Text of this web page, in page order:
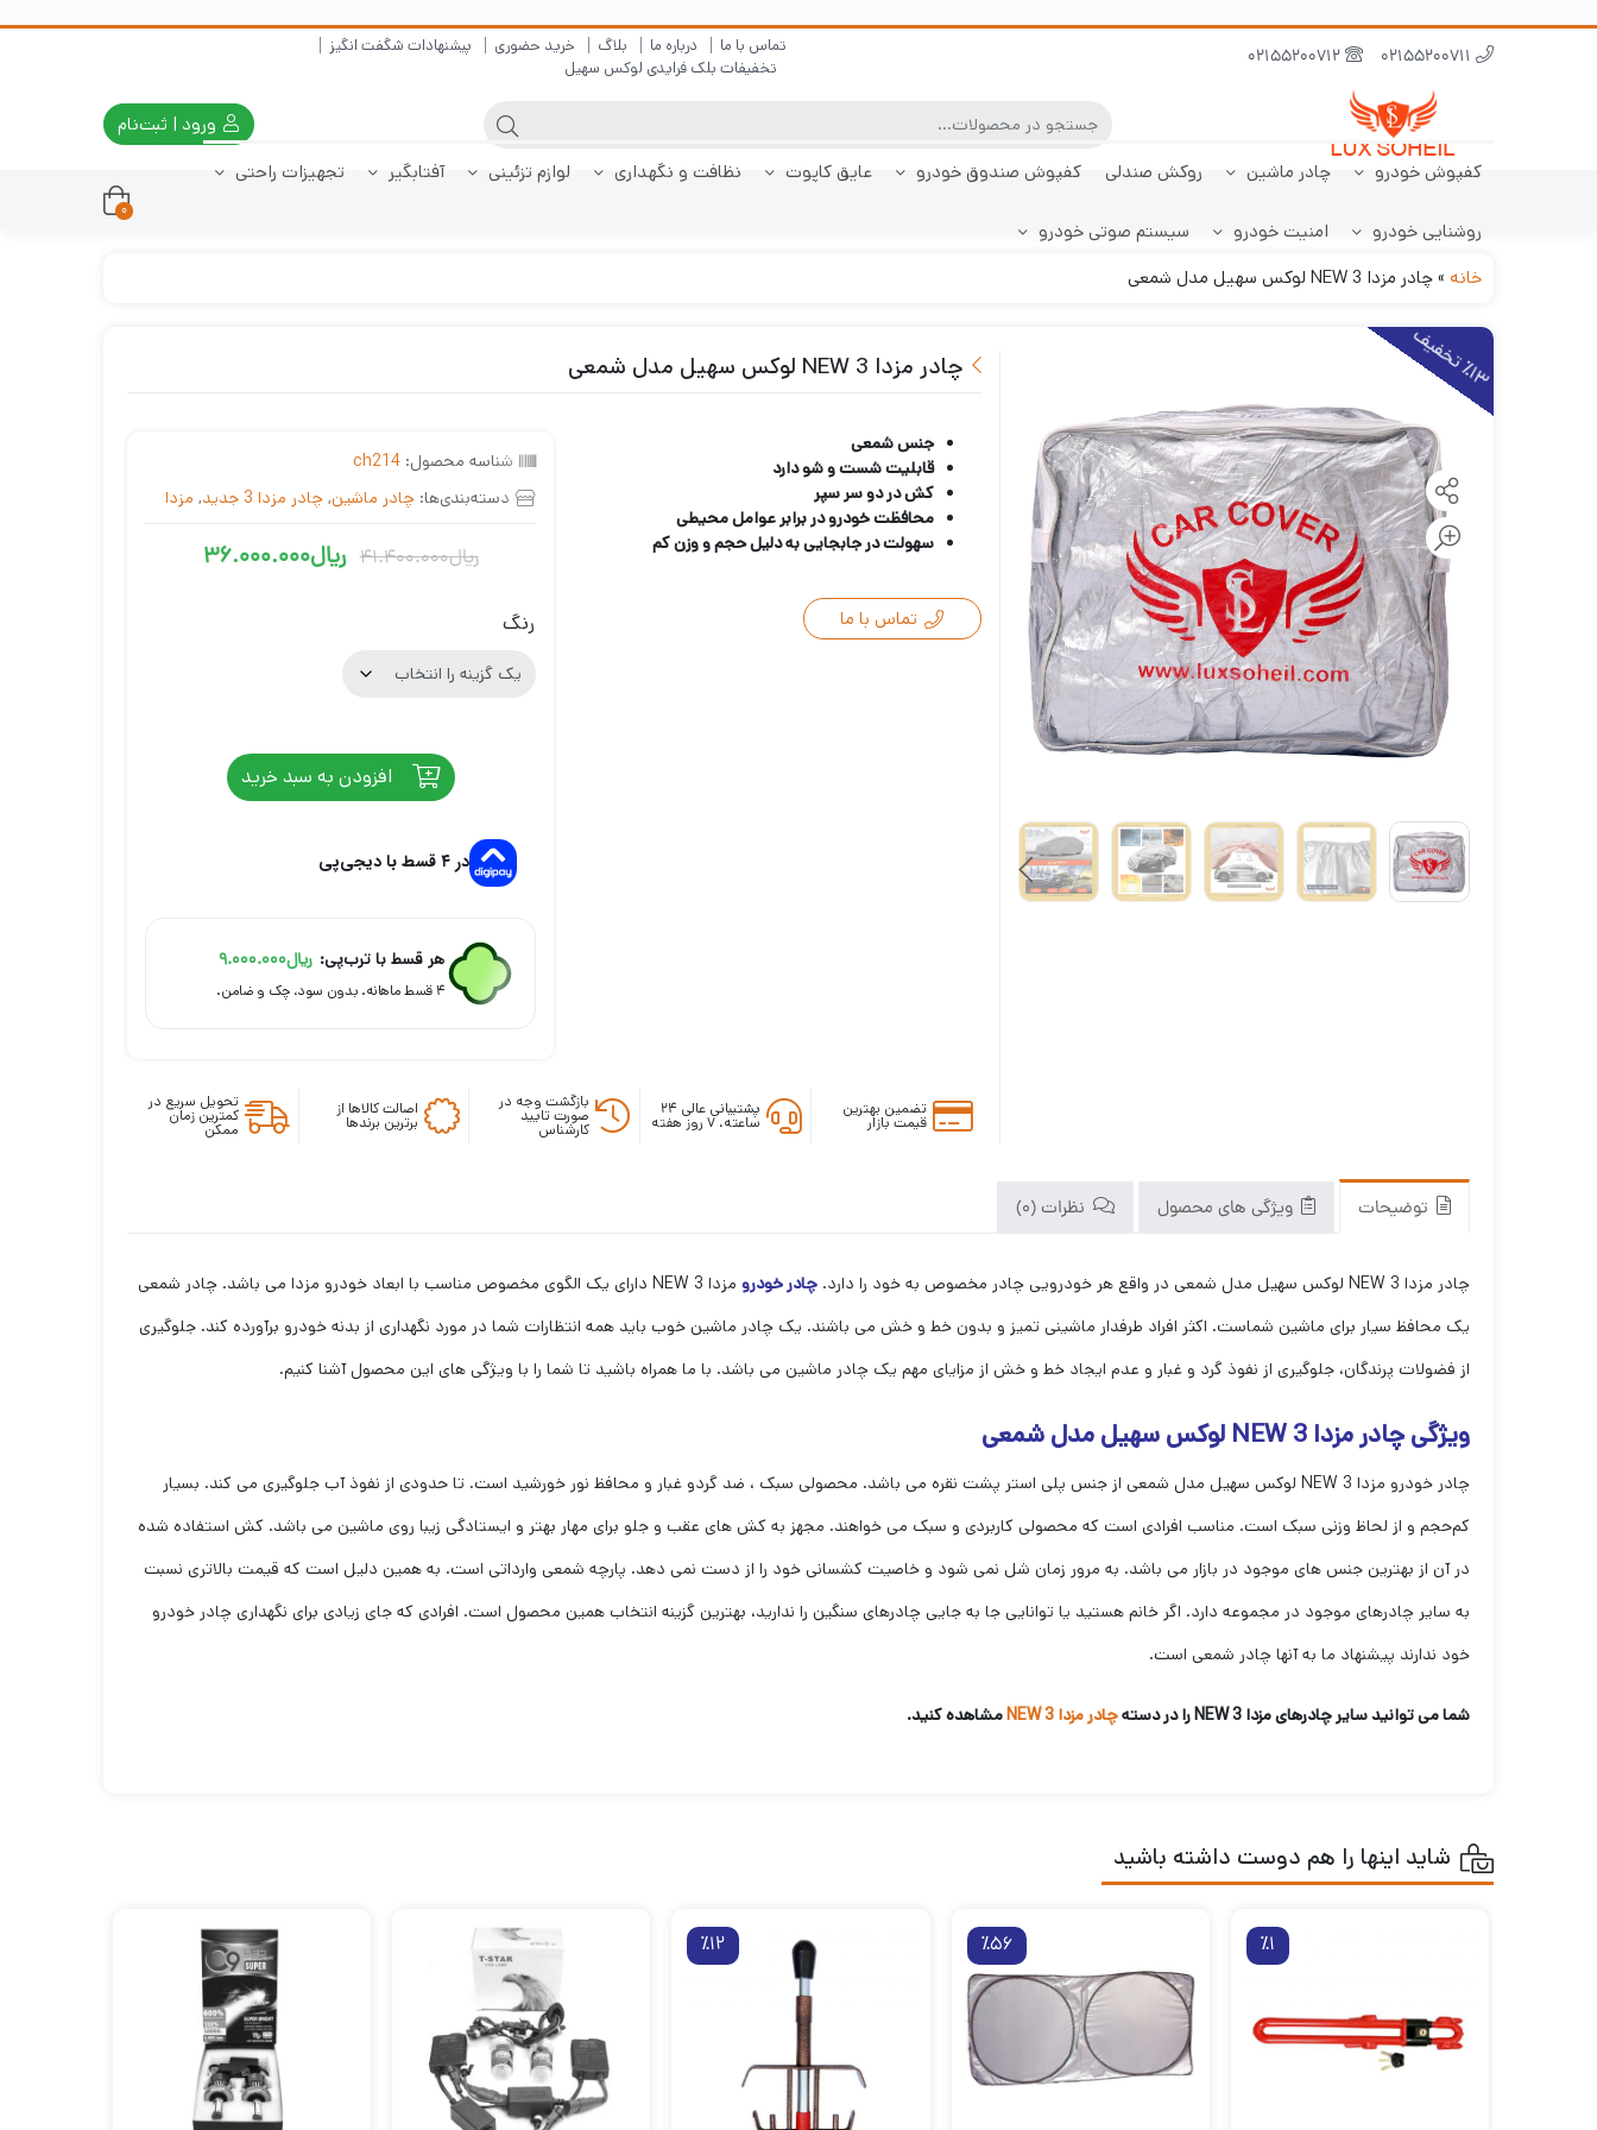
تماس با ما درباره ما بلاگ خرید حضوری
پیشنهادات شگفت انگیز
تخفیفات بلک فرایدی لوکس سهیل
ورود | ثبت‌نام
کفپوش خودرو
کفپوش پژو 206
هاچبک
چادر ماشین
چادر تارا چادر دنا
روکش صندلی کفپوش صندوق خودرو
کفپوش صندوق تارا کفپوش صندوق دنا
عایق کاپوت نظافت و نگهداری
ابر نانو پولیش بدنه
لوازم تزئینی
سنسور دنده عقب
خودرو
آفتابگیر تجهیزات راحتی
روشنایی خودرو امنیت خودرو سیستم صوتی خودرو
0
خانه »چادر مزدا 3 NEW لوکس سهیل مدل شمعی
٪1
3
ت
خ
ف
یف چادر مزدا 3 NEW لوکس سهیل مدل شمعی
جنس شمعی
قابلیت شست و شو دارد
کش در دو سر سپر
محافظت خودرو در برابر عوامل محیطی
سهولت در جابجایی به دلیل حجم و وزن کم
تماس با ما
شناسه محصول: ch214
دسته‌بندی‌ها: چادر ماشین, چادر مزدا 3 جدید , مزدا
ریال41.400.000
قیمت
ریال36.000.000قیمت
رنگ
افزودن به سبد خرید
در ۴ قسط با دیجی‌پی
هر قسط با ترب‌پی: ریال9.000.000
۴ قسط ماهانه. بدون سود، چک و ضامن.
تضمین بهترین
قیمت بازار
پشتیبانی عالی ۲۴
ساعته، ۷ روز هفته
بازگشت وجه در
صورت تایید
کارشناس
اصالت کالاها از
برترین برندها
تحویل سریع در
کمترین زمان
ممکن
توضیحات ویژگی های محصول نظرات (0)
چادر مزدا 3 NEW لوکس سهیل مدل شمعی در واقع هر خودرویی چادر مخصوص به خود را دارد. چادر خودرو
مزدا 3 NEW دارای یک الگوی مخصوص مناسب با ابعاد خودرو مزدا می باشد. چادر شمعی
یک محافظ سیار برای ماشین شماست. اکثر افراد طرفدار ماشینی تمیز و بدون خط و خش می باشند. یک چادر ماشین خوب باید همه انتظارات شما در مورد نگهداری از بدنه خودرو برآورده کند. جلوگیری
از فضولات پرندگان، جلوگیری از نفوذ گرد و غبار و عدم ایجاد خط و خش از مزایای مهم یک چادر ماشین می باشد. با ما همراه باشید تا شما را با ویژگی های این محصول آشنا کنیم.
ویژگی چادر مزدا 3 NEW لوکس سهیل مدل شمعی
چادر خودرو مزدا 3 NEW لوکس سهیل مدل شمعی از جنس پلی استر پشت نقره می باشد. محصولی سبک ، ضد گردو غبار و محافظ نور خورشید است. تا حدودی از نفوذ آب جلوگیری می کند. بسیار
کم‌حجم و از لحاظ وزنی سبک است. مناسب افرادی است که محصولی کاربردی و سبک می خواهند. مجهز به کش های عقب و جلو برای مهار بهتر و ایستادگی زیبا روی ماشین می باشد. کش استفاده شده
در آن از بهترین جنس های موجود در بازار می باشد. به مرور زمان شل نمی شود و خاصیت کشسانی خود را از دست نمی دهد. پارچه شمعی وارداتی است. به همین دلیل است که قیمت بالاتری نسبت
به سایر چادرهای موجود در مجموعه دارد. اگر خانم هستید یا توانایی جا به جایی چادرهای سنگین را ندارید، بهترین گزینه انتخاب همین محصول است. افرادی که جای زیادی برای نگهداری چادر خودرو
خود ندارند پیشنهاد ما به آنها چادر شمعی است.
شما می توانید سایر چادرهای مزدا 3 NEW را در دسته چادر مزدا 3 NEW مشاهده کنید.
شاید اینها را هم دوست داشته باشید
٪1 ٪56 ٪12